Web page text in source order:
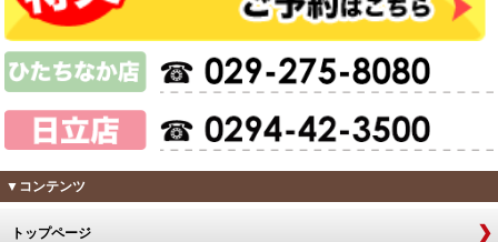
▼コンテンツ
トップページ